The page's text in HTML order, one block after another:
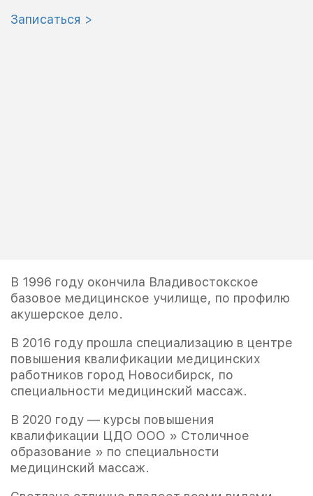
Записаться >
В 1996 году окончила Владивостокское
базовое медицинское училище, по профилю
акушерское дело.
В 2016 году прошла специализацию в центре
повышения квалификации медицинских
работников город Новосибирск, по
специальности медицинский массаж.
В 2020 году — курсы повышения
квалификации ЦДО ООО » Столичное
образование » по специальности
медицинский массаж.